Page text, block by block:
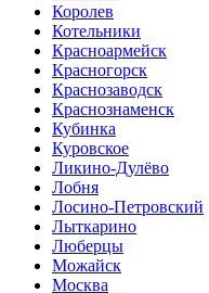
Королев
Котельники
Красноармейск
Красногорск
Краснозаводск
Краснознаменск
Кубинка
Куровское
Ликино-Дулёво
Лобня
Лосино-Петровский
Лыткарино
Люберцы
Можайск
Москва